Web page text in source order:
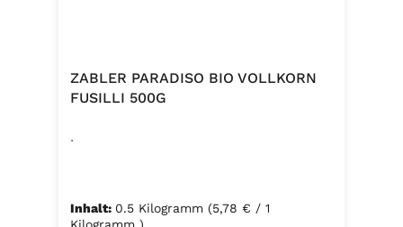
ZABLER PARADISO BIO VOLLKORN
FUSILLI 500G
.
Inhalt: 0.5 Kilogramm (5,78 € / 1
Kilogramm )